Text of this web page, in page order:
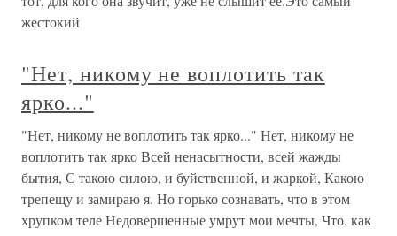
жестокий
"Нет, никому не воплотить так
ярко..."
"Нет, никому не воплотить так ярко..." Нет, никому не
воплотить так ярко Всей ненасытности, всей жажды
бытия, С такою силою, и буйственной, и жаркой, Какою
трепещу и замираю я. Но горько сознавать, что в этом
хрупком теле Недовершенные умрут мои мечты, Что, как